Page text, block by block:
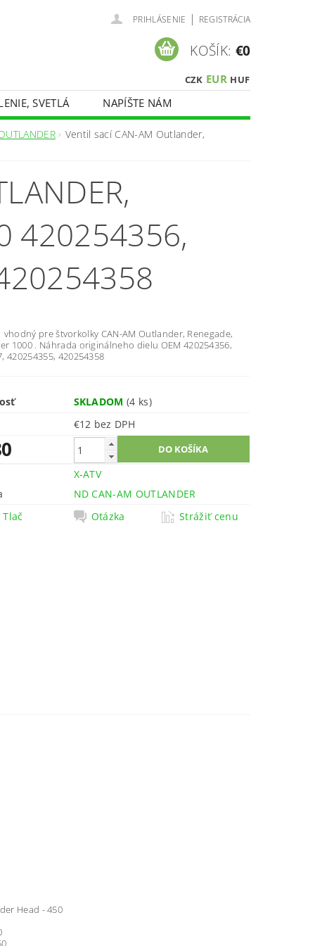
PRIHLÁSENIE | REGISTRÁCIA
CZK EUR HUF
KOŠÍK: €0
SVETLÁ NAPÍŠTE NÁM
Ventil sací CAN-AM Outlander,
420254356,
pre štvorkolky CAN-AM Outlander, Renegade,
1000 . Náhrada originálneho dielu OEM 420254356,
420254355, 420254358
SKLADOM(4 ks)
€12 bez DPH
X-ATV
ND CAN-AM OUTLANDER
Tlač
Otázka Strážiť cenu
Head - 450